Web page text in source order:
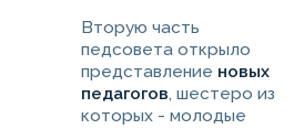
Вторую часть
педсовета открыло
представление новых
педагогов, шестеро из
которых - молодые